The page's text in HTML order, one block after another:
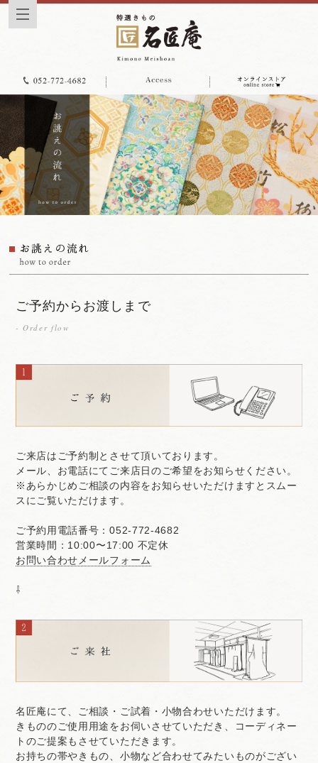
ご予約からお渡しまで
- Order flow
ご来店はご予約制とさせて頂いております。
メール、お電話にてご来店日のご希望をお知らせください。
※あらかじめご相談の内容をお知らせいただけますとスムー
スにご覧いただけます。
ご予約用電話番号：052-772-4682
営業時間：10:00〜17:00 不定休
お問い合わせメールフォーム
⇩
名匠庵にて、ご相談・ご試着・小物合わせいただけます。
きもののご使用用途をお伺いさせていただき、コーディネー
トのご提案もさせていただきます。
お持ちの帯やきもの、小物など合わせてみたいものがござい